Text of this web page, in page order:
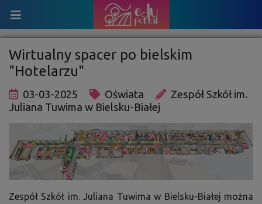
Wirtualny spacer po bielskim
"Hotelarzu"
03-03-2025 Oświata
Zespół Szkół im.
Juliana Tuwima w Bielsku-Białej
Zespół Szkół im. Juliana Tuwima w Bielsku-Białej można